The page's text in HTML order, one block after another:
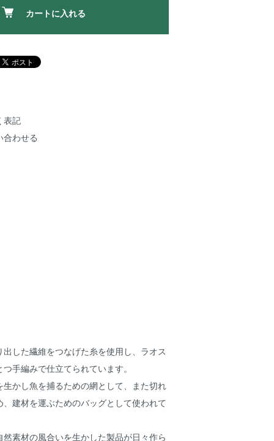
カートに入れる
表記
合わせる
した繊維をつなげた糸を使用し、ラオス
手編みで仕立てられています。
生かし魚を捕るための網として、また切れ
建材を運ぶためのバッグとして使われて
素材の風合いを生かした製品が日々作ら